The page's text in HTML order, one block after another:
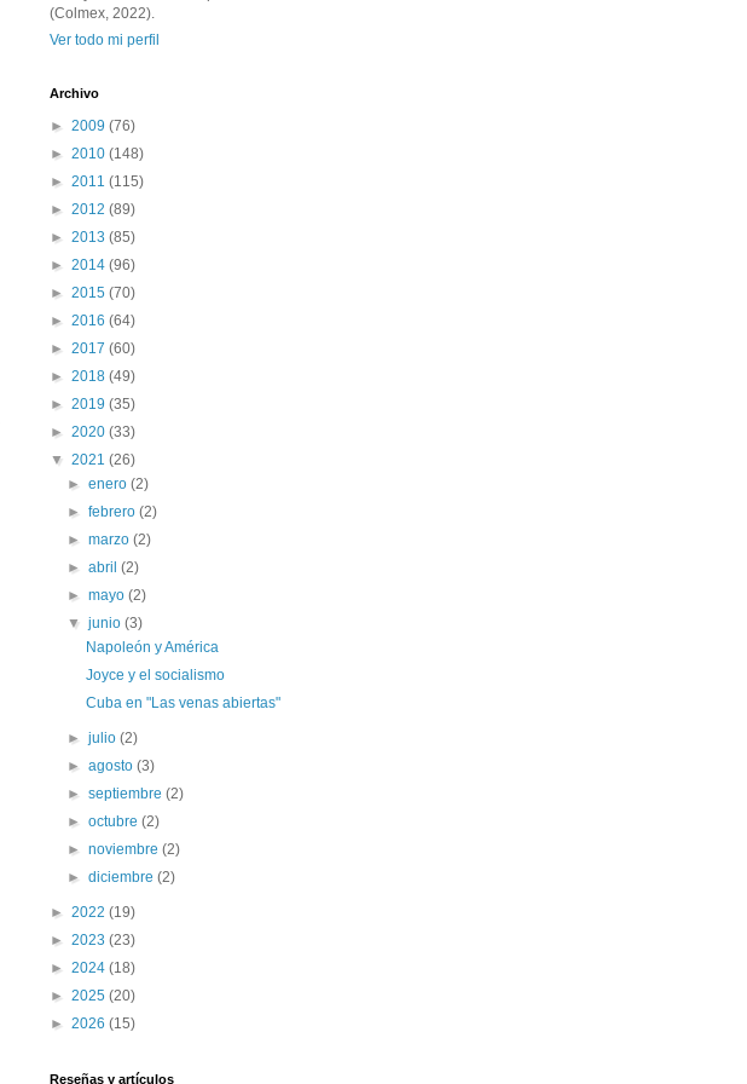
(Colmex, 2022).
Ver todo mi perfil
Archivo
► 2009 (76)
► 2010 (148)
► 2011 (115)
► 2012 (89)
► 2013 (85)
► 2014 (96)
► 2015 (70)
► 2016 (64)
► 2017 (60)
► 2018 (49)
► 2019 (35)
► 2020 (33)
▼ 2021 (26)
►enero(2)
►febrero(2)
►marzo(2)
►abril(2)
►mayo(2)
▼junio(3)
Napoleón y América
Joyce y el socialismo
Cuba en "Las venas abiertas"
►julio(2)
►agosto(3)
►septiembre(2)
►octubre(2)
►noviembre(2)
►diciembre(2)
► 2022 (19)
► 2023 (23)
► 2024 (18)
► 2025 (20)
► 2026 (15)
Reseñas y artículos